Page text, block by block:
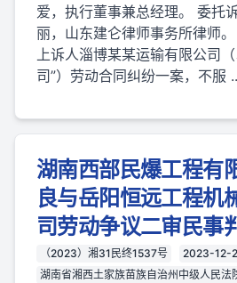
爱，执行董事兼总经理。 委托
丽，山东建仑律师事务所律师
上诉人淄博某某运输有限公司
司”）劳动合同纠纷一案，不服
湖南西部民爆工程有
良与岳阳恒远工程机
司劳动争议二审民事
（2023）湘31民终1537号
2023-12-
湖南省湘西土家族苗族自治州中级人民法